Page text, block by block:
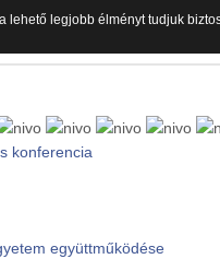
konferencia
együttműködése
legjobb élményt tudjuk